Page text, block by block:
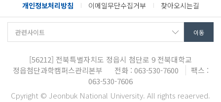
개인정보처리방침 이메일무단수집거부 찾아오시는길
[56212] 전북특별자치도 정읍시 첨단로 9 전북대학교
정읍첨단과학캠퍼스관리본부
전화 : 063-530-7600
팩스 :
063-530-7606
Cpyright © Jeonbuk National University. All rights reaerved.